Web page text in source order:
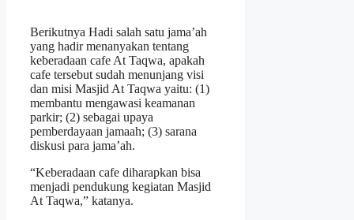
Berikutnya Hadi salah satu jama’ah
yang hadir menanyakan tentang
keberadaan cafe At Taqwa, apakah
cafe tersebut sudah menunjang visi
dan misi Masjid At Taqwa yaitu: (1)
membantu mengawasi keamanan
parkir; (2) sebagai upaya
pemberdayaan jamaah; (3) sarana
diskusi para jama’ah.
“Keberadaan cafe diharapkan bisa
menjadi pendukung kegiatan Masjid
At Taqwa,” katanya.